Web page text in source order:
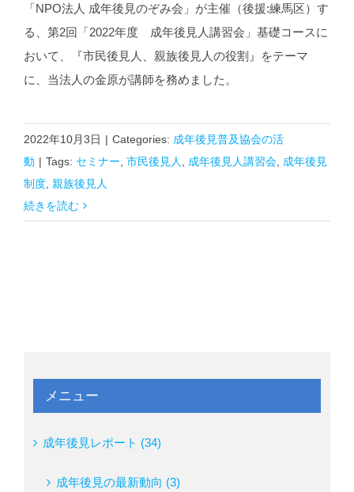
「NPO法人 成年後見のぞみ会」が主催（後援:練馬区）す
る、第2回「2022年度 成年後見人講習会」基礎コースに
おいて、『市民後見人、親族後見人の役割』をテーマ
に、当法人の金原が講師を務めました。
2022年10月3日 | Categories: 成年後見普及協会の活
動 | Tags: セミナー 市民後見人 成年後見人講習会 成年後見
制度 親族後見人
続きを読む
メニュー
成年後見レポート (34)
成年後見の最新動向 (3)